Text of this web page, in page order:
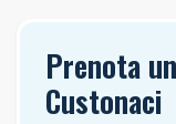
Prenota
Custonaci